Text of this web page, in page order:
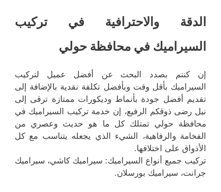
الدقة والاحترافية في تركيب
السيراميك في محافظة حولي
إن كنتم بصدد البحث عن أفضل عميل لتركيب
السيراميك بأقل وقت وبأفضل تكلفة نقدية بالإضافة إلى
تقديم أفضل جودة بأنماط وديكورات ممتازة ترقى إلى
نيل رضى ذوقكم الرفيع، إن خدمة تركيب السيراميك في
محافظة حولي تمتلك كل ما هو حديث وعصري من
الفخامة والرفاهية، الشيء الذي يجعله يتناسب مع كل
الأذواق على اختلافها.
تركيب جميع أنواع السيراميك: سيراميك كاشي، سيراميك
جرانت، سيراميك بورسلان.